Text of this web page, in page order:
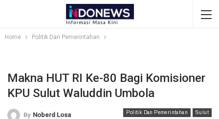
Home Politik Dan Pemerintahan
Makna HUT RI Ke-80 Bagi Komisioner
KPU Sulut Waluddin Umbola
Politik Dan Pemerintahan Sulut
By Noberd Losa